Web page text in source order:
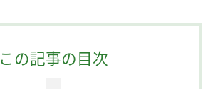
この記事の目次